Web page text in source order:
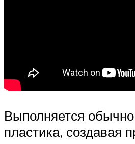
Выполняется обычно
пластика, создавая